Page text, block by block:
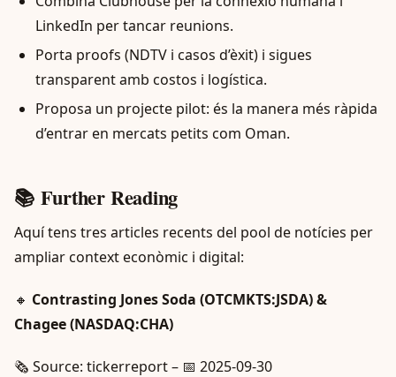
LinkedIn per tancar reunions.
Porta proofs (NDTV i casos d’èxit) i sigues
transparent amb costos i logística.
Proposa un projecte pilot: és la manera més ràpida
d’entrar en mercats petits com Oman.
📚 Further Reading
Aquí tens tres articles recents del pool de notícies per
ampliar context econòmic i digital:
🔸 Contrasting Jones Soda (OTCMKTS:JSDA) &
Chagee (NASDAQ:CHA)
🗞️ Source: tickerreport – 📅 2025-09-30